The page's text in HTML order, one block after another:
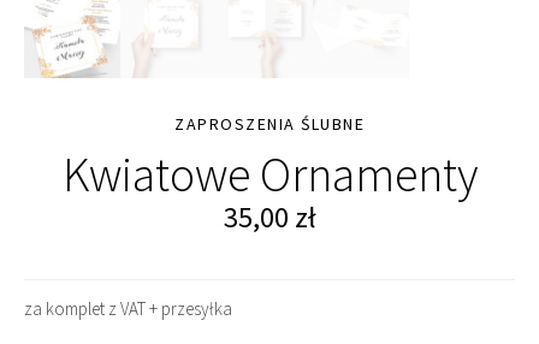
ZAPROSZENIA ŚLUBNE
Kwiatowe Ornamenty
35,00 zł
za komplet z VAT + przesyłka